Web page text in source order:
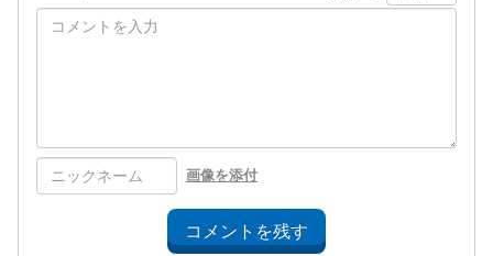
画像を添付
コメントを残す